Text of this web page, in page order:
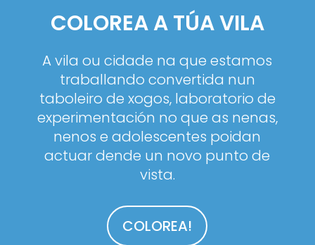
COLOREA A TÚA VILA
A vila ou cidade na que estamos
traballando convertida nun
taboleiro de xogos, laboratorio de
experimentación no que as nenas,
nenos e adolescentes poidan
actuar dende un novo punto de
vista.
COLOREA!